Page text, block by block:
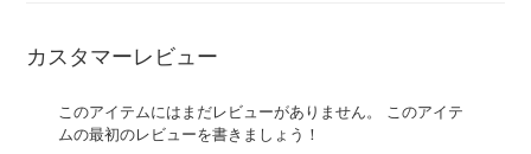
カスタマーレビュー
このアイテムにはまだレビューがありません。 このアイテ
ムの最初のレビューを書きましょう！